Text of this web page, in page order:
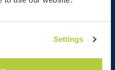
Settings